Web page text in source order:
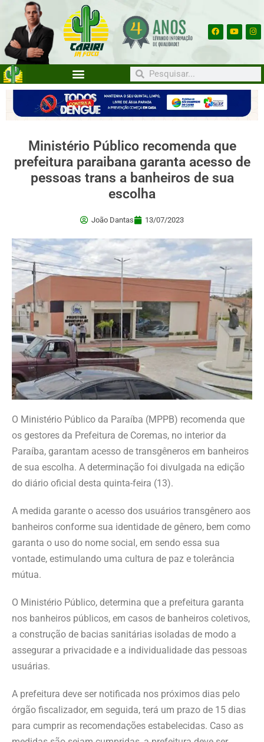
Ministério Público recomenda que
prefeitura paraibana garanta acesso de
pessoas trans a banheiros de sua
escolha
João Dantas 13/07/2023
O Ministério Público da Paraíba (MPPB) recomenda que
os gestores da Prefeitura de Coremas, no interior da
Paraíba, garantam acesso de transgêneros em banheiros
de sua escolha. A determinação foi divulgada na edição
do diário oficial desta quinta-feira (13).
A medida garante o acesso dos usuários transgênero aos
banheiros conforme sua identidade de gênero, bem como
garanta o uso do nome social, em sendo essa sua
vontade, estimulando uma cultura de paz e tolerância
mútua.
O Ministério Público, determina que a prefeitura garanta
nos banheiros públicos, em casos de banheiros coletivos,
a construção de bacias sanitárias isoladas de modo a
assegurar a privacidade e a individualidade das pessoas
usuárias.
A prefeitura deve ser notificada nos próximos dias pelo
órgão fiscalizador, em seguida, terá um prazo de 15 dias
para cumprir as recomendações estabelecidas. Caso as